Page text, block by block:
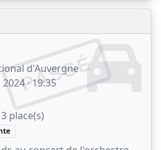
PASSÉ
d'Auvergne
· 19:35
3 place(s)